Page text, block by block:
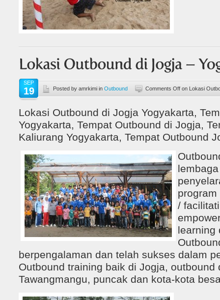
Posted by amrkimi in Outbound Comments Off on Lokasi
SEP
19
Lokasi Outbound di Jogja Yogyakarta,
Yogyakarta, Tempat Outbound di Jogja,
Kaliurang Yogyakarta, Tempat Outbound
program
/
learning
berpengalaman dan telah sukses dalam
Outbound training baik di Jogja, outbound
Tawangmangu, puncak dan kota-kota